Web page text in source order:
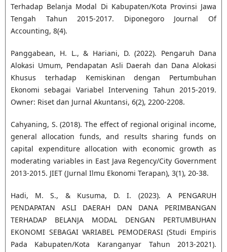
Terhadap Belanja Modal Di Kabupaten/Kota Provinsi Jawa
Tengah Tahun 2015-2017. Diponegoro Journal Of
Accounting, 8(4).
Panggabean, H. L., & Hariani, D. (2022). Pengaruh Dana
Alokasi Umum, Pendapatan Asli Daerah dan Dana Alokasi
Khusus terhadap Kemiskinan dengan Pertumbuhan
Ekonomi sebagai Variabel Intervening Tahun 2015-2019.
Owner: Riset dan Jurnal Akuntansi, 6(2), 2200-2208.
Cahyaning, S. (2018). The effect of regional original income,
general allocation funds, and results sharing funds on
capital expenditure allocation with economic growth as
moderating variables in East Java Regency/City Government
2013-2015. JIET (Jurnal Ilmu Ekonomi Terapan), 3(1), 20-38.
Hadi, M. S., & Kusuma, D. I. (2023). A PENGARUH
PENDAPATAN ASLI DAERAH DAN DANA PERIMBANGAN
TERHADAP BELANJA MODAL DENGAN PERTUMBUHAN
EKONOMI SEBAGAI VARIABEL PEMODERASI (Studi Empiris
Pada Kabupaten/Kota Karanganyar Tahun 2013-2021).